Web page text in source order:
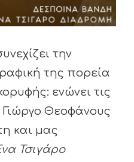
την
της πορεία
ενώνει τις
Γιώργο Θεοφάνους
και μας
Τσιγάρο